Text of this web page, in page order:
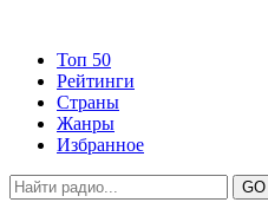
Топ 50
Рейтинги
Страны
Жанры
Избранное
GO